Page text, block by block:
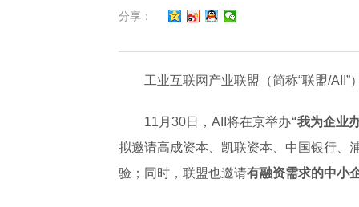
分享：
工业互联网产业联盟（简称“联盟/AII”
11月30日，AII将在京举办“我为企业
拟邀请高成资本、凯联资本、中国银行、
验；同时，联盟也邀请有融资需求的中小